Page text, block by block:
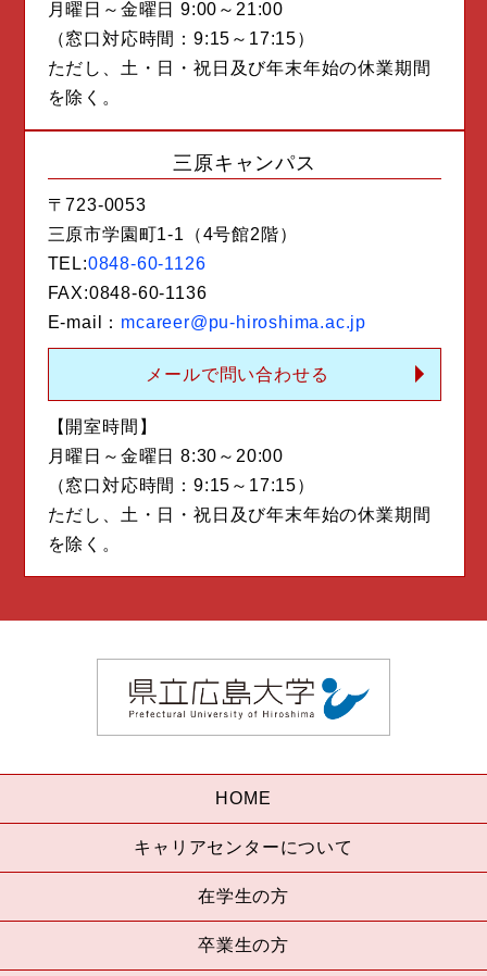
月曜日～金曜日 9:00～21:00
（窓口対応時間：9:15～17:15）
ただし、土・日・祝日及び年末年始の休業期間
を除く。
三原キャンパス
〒723-0053
三原市学園町1-1（4号館2階）
TEL:0848-60-1126
FAX:0848-60-1136
E-mail： mcareer@pu-hiroshima.ac.jp
メールで問い合わせる
【開室時間】
月曜日～金曜日 8:30～20:00
（窓口対応時間：9:15～17:15）
ただし、土・日・祝日及び年末年始の休業期間
を除く。
HOME
キャリアセンターについて
在学生の方
卒業生の方